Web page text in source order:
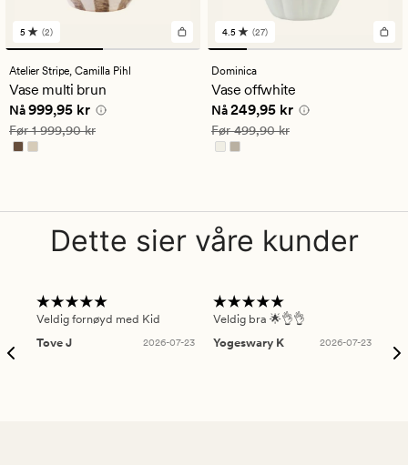
2
anmeldelser
med
en
gjennomsnittlig
vurdering
på
5
5 (2)
Atelier Stripe,Camilla Pihl
Vase multi brun
Nåværende pris
Nå999,95 kr
Vanlig pris 1 999,90 kr
Før1 999,90 kr
27
anmeldelser
med
en
gjennomsnittlig
vurdering
på
4.5
4.5 (27)
Dominica
Vase offwhite
Nåværende pris
Nå249,95 kr
Vanlig pris 499,90 kr
Før499,90 kr
Dette sier våre kunder
Veldig fornøyd med Kid
Tove J
2026-07-23
Veldig bra 🌟👌👌
Yogeswary K
2026-07-23